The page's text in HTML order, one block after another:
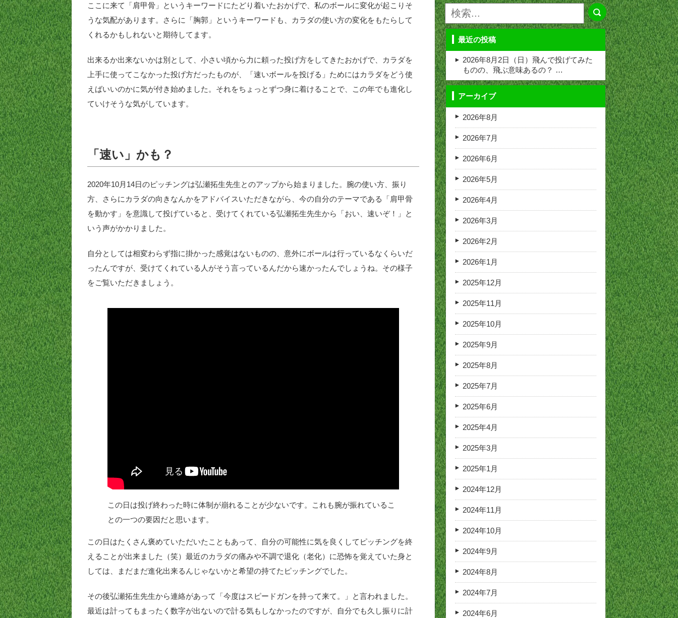
ここに来て「肩甲骨」というキーワードにたどり着いたおかげで、私のボールに変化が起こりそ
うな気配があります。さらに「胸郭」というキーワードも、カラダの使い方の変化をもたらして
くれるかもしれないと期待してます。
出来るか出来ないかは別として、小さい頃から力に頼った投げ方をしてきたおかげで、カラダを
上手に使ってこなかった投げ方だったものが、「速いボールを投げる」ためにはカラダをどう使
えばいいのかに気が付き始めました。それをちょっとずつ身に着けることで、この年でも進化し
ていけそうな気がしています。
「速い」かも？
2020年10月14日のピッチングは弘瀬拓生先生とのアップから始まりました。腕の使い方、振り
方、さらにカラダの向きなんかをアドバイスいただきながら、今の自分のテーマである「肩甲骨
を動かす」を意識して投げていると、受けてくれている弘瀬拓生先生から「おい、速いぞ！」と
いう声がかかりました。
自分としては相変わらず指に掛かった感覚はないものの、意外にボールは行っているなくらいだ
ったんですが、受けてくれている人がそう言っているんだから速かったんでしょうね。その様子
をご覧いただきましょう。
この日は投げ終わった時に体制が崩れることが少ないです。これも腕が振れているこ
との一つの要因だと思います。
この日はたくさん褒めていただいたこともあって、自分の可能性に気を良くしてピッチングを終
えることが出来ました（笑）最近のカラダの痛みや不調で退化（老化）に恐怖を覚えていた身と
しては、まだまだ進化出来るんじゃないかと希望の持てたピッチングでした。
その後弘瀬拓生先生から連絡があって「今度はスピードガンを持って来て。」と言われました。
最近は計ってもまったく数字が出ないので計る気もしなかったのですが、自分でも久し振りに計
最近の投稿
2026年8月2日（日）飛んで投げてみた
ものの、飛ぶ意味あるの？ …
アーカイブ
2026年8月
2026年7月
2026年6月
2026年5月
2026年4月
2026年3月
2026年2月
2026年1月
2025年12月
2025年11月
2025年10月
2025年9月
2025年8月
2025年7月
2025年6月
2025年4月
2025年3月
2025年1月
2024年12月
2024年11月
2024年10月
2024年9月
2024年8月
2024年7月
2024年6月